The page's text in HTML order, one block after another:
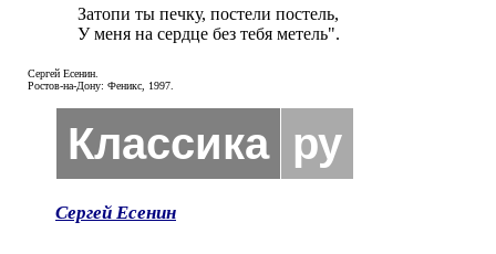
Затопи ты печку, постели постель,
У меня на сердце без тебя метель".
Сергей Есенин.
Ростов-на-Дону: Феникс, 1997.
Классика ру
Сергей Есенин